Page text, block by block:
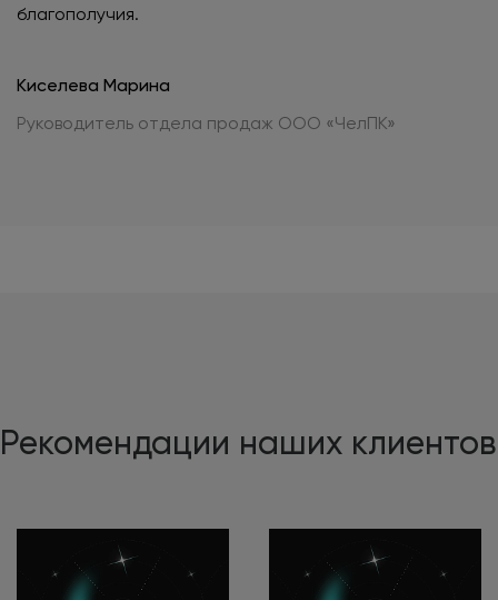
благополучия.
Киселева Марина
Руководитель отдела продаж ООО «ЧелПК»
Рекомендации наших клиентов